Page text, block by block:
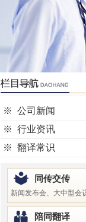
※ 公司新闻
※ 行业资讯
※ 翻译常识
同传交传
新闻发布会、大中型会
陪同翻译